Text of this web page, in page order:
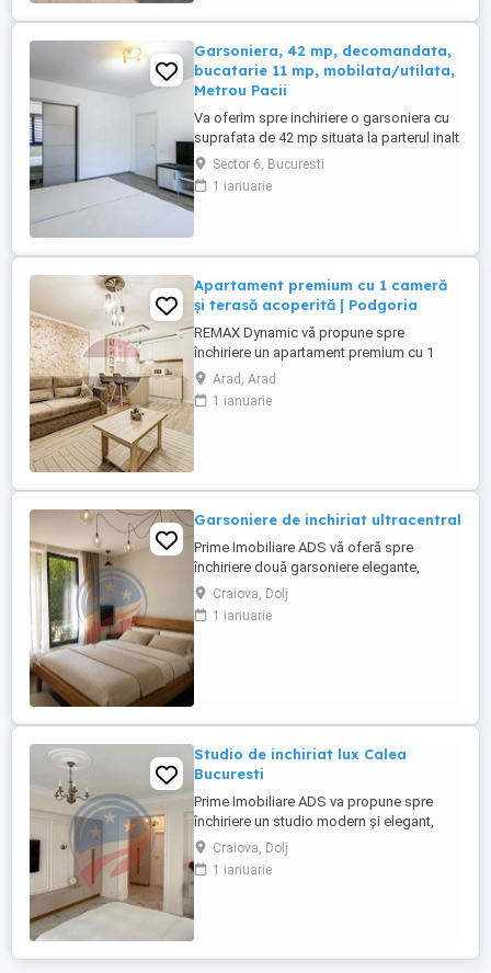
Garsoniera, 42 mp, decomandata,
bucatarie 11 mp, mobilata/utilata,
Metrou Pacii
Va oferim spre inchiriere o garsoniera cu
suprafata de 42 mp situata la parterul inalt
al unui bloc construit in anul 2023,
Bucătăria este închisă, baia este
prevazuta cu geam, dispune de centrala
Lidl Militari, ...
Sector 6, Bucuresti
1 ianuarie
Apartament premium cu 1 cameră
și terasă acoperită | Podgoria
REMAX Dynamic vă propune spre
închiriere un apartament premium cu 1
cameră, situat în cartierul Podgoria, una
dintre cele mai apreciate zone din Arad.
Apartamentul impresionează prin designul
Arad, Arad
1 ianuarie
Garsoniere de inchiriat ultracentral
Prime Imobiliare ADS vă oferă spre
închiriere două garsoniere elegante,
situate ultracentral, pe strada Ștefan cel
Mare, la parter, într-o zonă cu vad pietonal
intens și vizibilitate excelentă din stradă –
Craiova, Dolj
1 ianuarie
Studio de inchiriat lux Calea
Bucuresti
Prime Imobiliare ADS va propune spre
închiriere un studio modern și elegant,
situat pe Calea București, la etajul 5 al unui
bloc bine întreținut. Acest spațiu este ideal
pentru persoanele care doresc confort,
Craiova, Dolj
1 ianuarie